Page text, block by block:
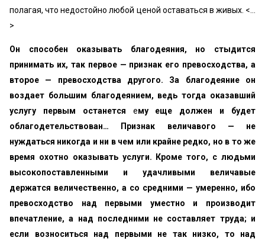
полагая, что недостойно любой ценой оставаться в живых. <…
>
Он способен оказывать благодеяния, но стыдится
принимать их, так первое — признак его превосходства, а
второе — превосходства другого. За благодеяние он
воздает большим благодеянием, ведь тогда оказавший
услугу первым останется ему еще должен и будет
облагодетельствован… Признак величавого — не
нуждаться никогда и ни в чем или крайне редко, но в то же
время охотно оказывать услуги. Кроме того, с людьми
высокопоставленными и удачливыми величавые
держатся величественно, а со средними — умеренно, ибо
превосходство над первыми уместно и производит
впечатление, а над последними не составляет труда; и
если возноситься над первыми не так низко, то над